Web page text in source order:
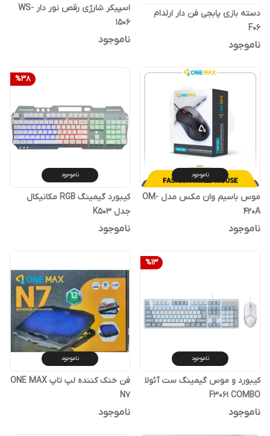
دسته بازی پابجی فن دار ارلدام
F06
ناموجود
اسپیکر شارژی رقص نور دار WS-
1506
ناموجود
ناموجود
موس باسیم وان مکس مدل OM-
420A
ناموجود
%38
ناموجود
کیبورد گیمینگ RGB مکانیکال
جدل K503
ناموجود
%13
ناموجود
کیبورد و موس گیمینگ ست آئولا
F3061 COMBO
ناموجود
ناموجود
فن خنک کننده لپ تاپ ONE MAX
N7
ناموجود